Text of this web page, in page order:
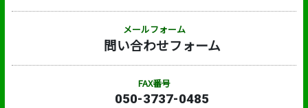
メールフォーム
問い合わせフォーム
FAX番号
050-3737-0485